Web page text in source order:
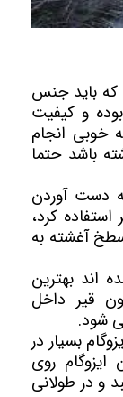
که باید جنس
و کیفیت
خوبی انجام
باشد حتما
دست آوردن
کرد،
آغشته به
اند بهترین
قیر داخل
شود.
بسیار در
روی
و در طولانی